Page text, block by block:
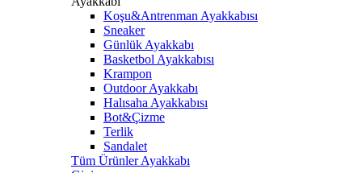
Koşu&Antrenman Ayakkabısı
Sneaker
Günlük Ayakkabı
Basketbol Ayakkabısı
Krampon
Outdoor Ayakkabı
Halısaha Ayakkabısı
Bot&Çizme
Terlik
Sandalet
Tüm Ürünler Ayakkabı